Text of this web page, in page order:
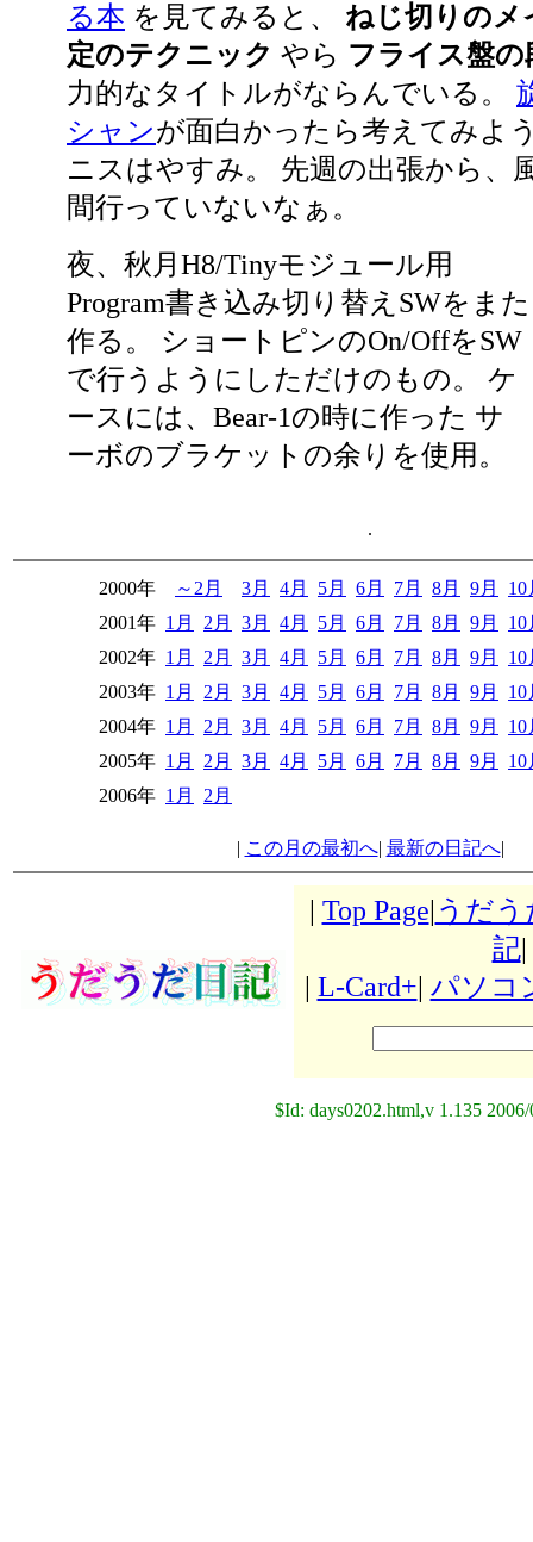
る本 を見てみると、 ねじ切りのメ
定のテクニック やら フライス盤の
力的なタイトルがならんでいる。
シャンが面白かったら考えてみよ
ニスはやすみ。 先週の出張から、
間行っていないなぁ。
夜、秋月H8/Tinyモジュール用
Program書き込み切り替えSWをまた
作る。 ショートピンのOn/OffをSW
で行うようにしただけのもの。 ケ
ースには、Bear-1の時に作った サ
ーボのブラケットの余りを使用。
.
2000年 ～2月 3月 4月 5月 6月 7月 8月 9月
10
2001年 1月 2月 3月 4月 5月 6月 7月 8月 9月
10
2002年 1月 2月 3月 4月 5月 6月 7月 8月 9月
10
2003年 1月 2月 3月 4月 5月 6月 7月 8月 9月
10
2004年 1月 2月 3月 4月 5月 6月 7月 8月 9月
10
2005年 1月 2月 3月 4月 5月 6月 7月 8月 9月
10
2006年 1月 2月
| この月の最初へ| 最新の日記へ|
| Top Page| うだう
記|
| L-Card+| パソコ
$Id: days0202.html,v 1.135